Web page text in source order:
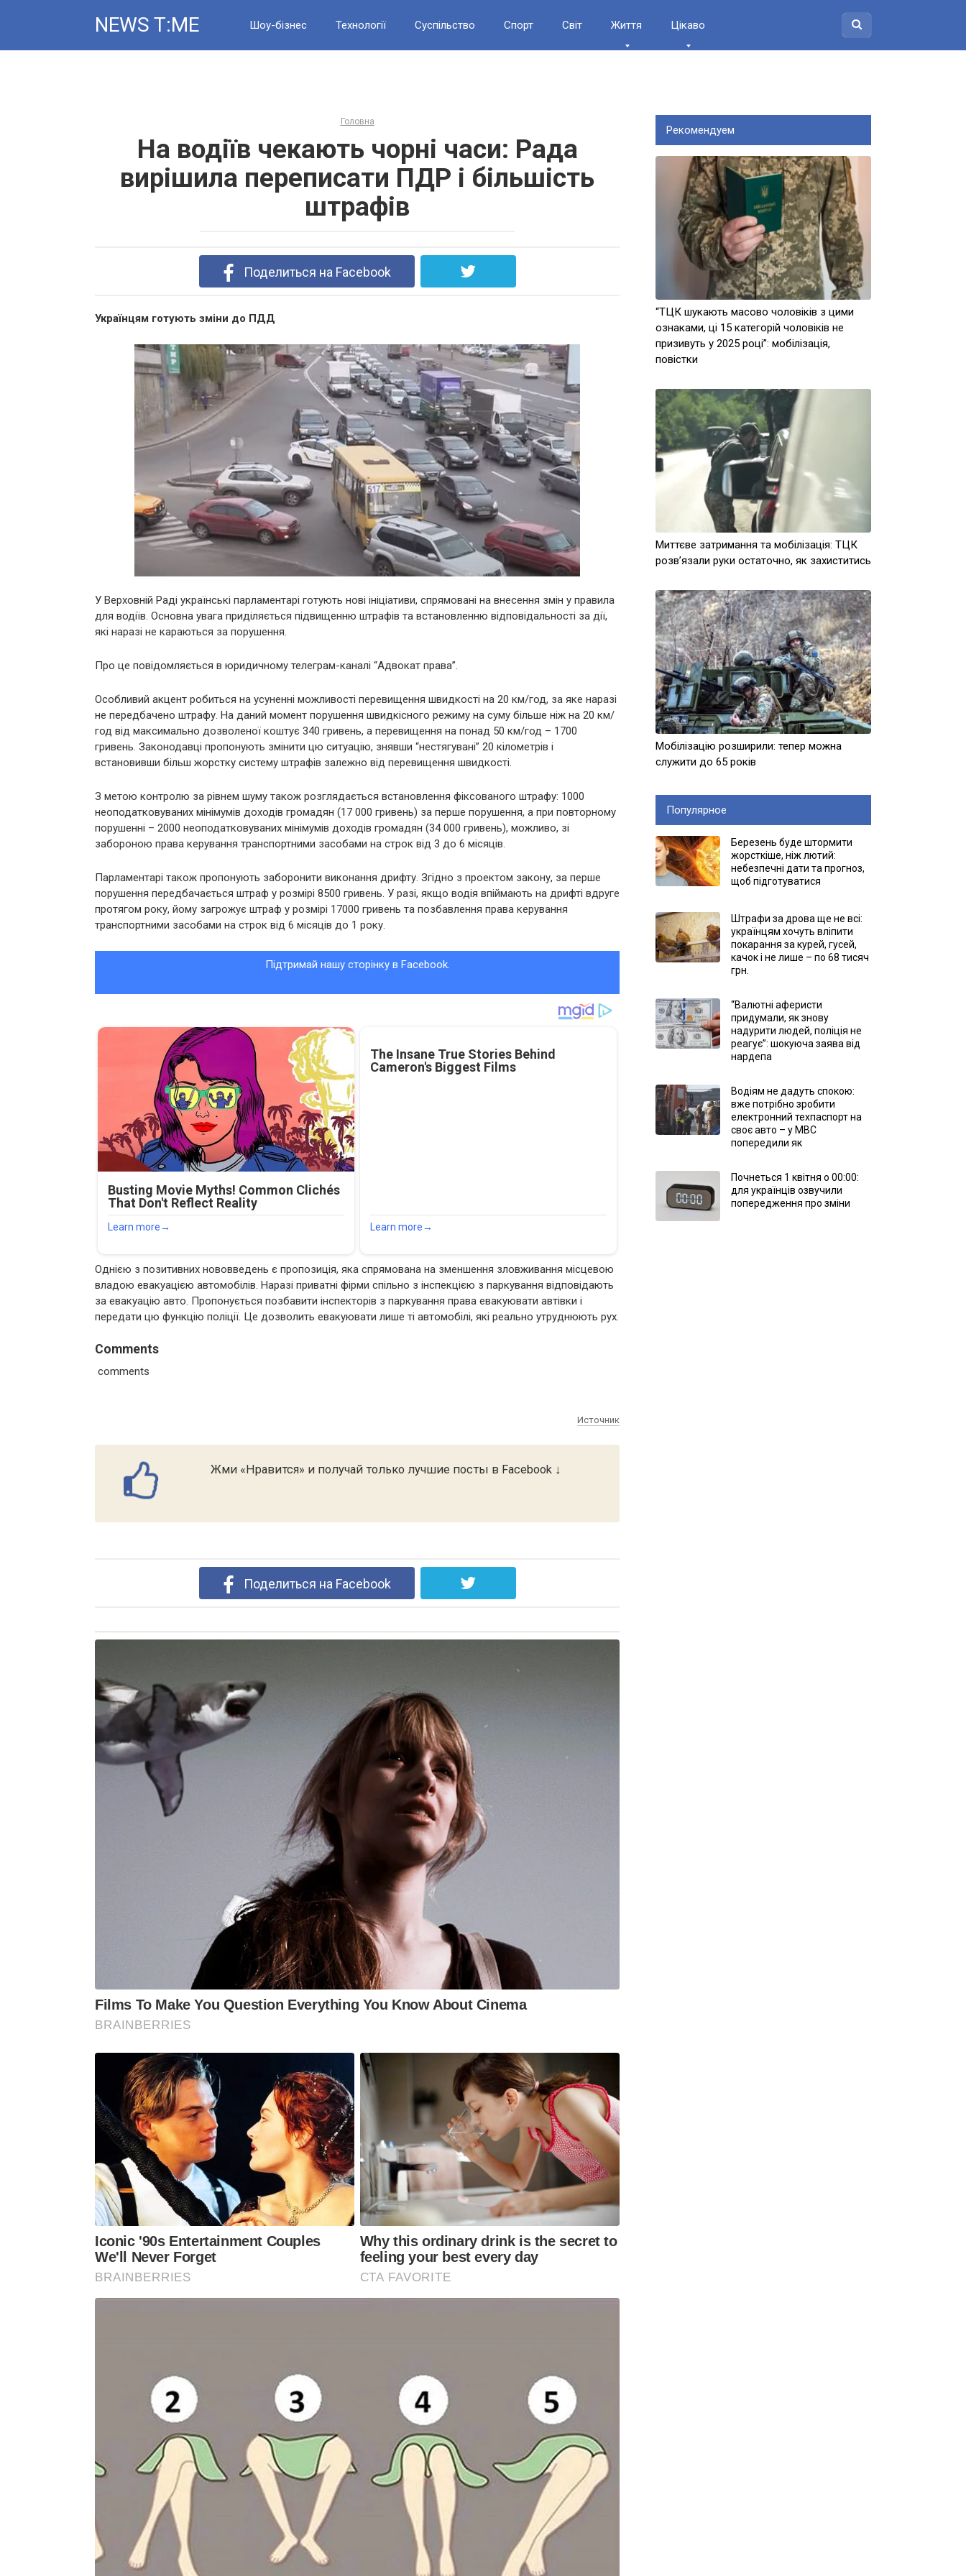
NEWS T:ME Шоу-бізнес Технології Суспільство Спорт Світ Життя Цікаво
Головна
На водіїв чекають чорні часи: Рада
вирішила переписати ПДР і більшість
штрафів
Поделиться на Facebook
Українцям готують зміни до ПДД
У Верховній Раді українські парламентарі готують нові ініціативи, спрямовані на внесення змін у правила
для водіїв. Основна увага приділяється підвищенню штрафів та встановленню відповідальності за дії,
які наразі не караються за порушення.
Про це повідомляється в юридичному телеграм-каналі “Адвокат права”.
Особливий акцент робиться на усуненні можливості перевищення швидкості на 20 км/год, за яке наразі
не передбачено штрафу. На даний момент порушення швидкісного режиму на суму більше ніж на 20 км/
год від максимально дозволеної коштує 340 гривень, а перевищення на понад 50 км/год – 1700
гривень. Законодавці пропонують змінити цю ситуацію, знявши “нестягувані” 20 кілометрів і
встановивши більш жорстку систему штрафів залежно від перевищення швидкості.
З метою контролю за рівнем шуму також розглядається встановлення фіксованого штрафу: 1000
неоподатковуваних мінімумів доходів громадян (17 000 гривень) за перше порушення, а при повторному
порушенні – 2000 неоподатковуваних мінімумів доходів громадян (34 000 гривень), можливо, зі
забороною права керування транспортними засобами на строк від 3 до 6 місяців.
Парламентарі також пропонують заборонити виконання дрифту. Згідно з проектом закону, за перше
порушення передбачається штраф у розмірі 8500 гривень. У разі, якщо водія впіймають на дрифті вдруге
протягом року, йому загрожує штраф у розмірі 17000 гривень та позбавлення права керування
транспортними засобами на строк від 6 місяців до 1 року.
Підтримай нашу сторінку в Facebook.
Однією з позитивних нововведень є пропозиція, яка спрямована на зменшення зловживання місцевою
владою евакуацією автомобілів. Наразі приватні фірми спільно з інспекцією з паркування відповідають
за евакуацію авто. Пропонується позбавити інспекторів з паркування права евакуювати автівки і
передати цю функцію поліції. Це дозволить евакуювати лише ті автомобілі, які реально утруднюють рух.
Comments
comments
Источник
Жми «Нравится» и получай только лучшие посты в Facebook ↓
Поделиться на Facebook
Рекомендуем
“ТЦК шукають масово чоловіків з цими
ознаками, ці 15 категорій чоловіків не
призивуть у 2025 році”: мобілізація,
повістки
Миттєве затримання та мобілізація: ТЦК
розв’язали руки остаточно, як захиститись
Мобілізацію розширили: тепер можна
служити до 65 років
Популярное
Березень буде штормити
жорсткіше, ніж лютий:
небезпечні дати та прогноз,
щоб підготуватися
Штрафи за дрова ще не всі:
українцям хочуть вліпити
покарання за курей, гусей,
качок і не лише – по 68 тисяч
грн.
“Валютні аферисти
придумали, як знову
надурити людей, поліція не
реагує”: шокуюча заява від
нардепа
Водіям не дадуть спокою:
вже потрібно зробити
електронний техпаспорт на
своє авто – у МВС
попередили як
Почнеться 1 квітня о 00:00:
для українців озвучили
попередження про зміни